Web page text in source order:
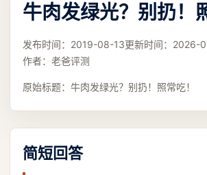
牛肉发绿光？别扔！
发布时间： 2019-08-13更新时间： 2026-
作者： 老爸评测
原始标题： 牛肉发绿光？别扔！照常吃！
简短回答